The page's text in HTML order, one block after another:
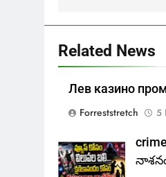
Related News
Лев казино
Forreststretch
5